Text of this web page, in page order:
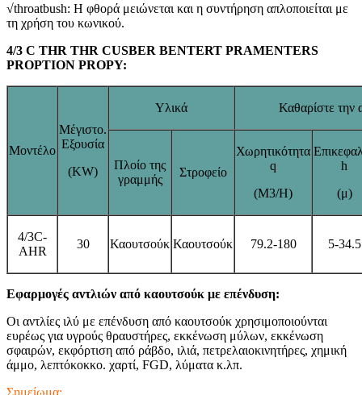
√throatbush: Η φθορά μειώνεται και η συντήρηση απλοποιείται με
τη χρήση του κωνικού.
4/3 C THR THR CUSBER BENTERT PRAMENTERS
PROPTION PROPY:
Μοντέλο
Μέγιστο.
Εξουσία
(KW)
Υλικά Καθαρίστε την
Πλοίο της
γραμμής
Στροφείο
Χωρητικότητα
q
(M3/H)
h
(μ)
4/3C-
AHR
30 Καουτσούκ Καουτσούκ 79.2-180 5-34.5
Εφαρμογές αντλιών από καουτσούκ με επένδυση:
Οι αντλίες ιλύ με επένδυση από καουτσούκ χρησιμοποιούνται
ευρέως για υγρούς θραυστήρες, εκκένωση μύλων, εκκένωση
σφαιρών, εκφόρτιση από ράβδο, ιλιά, πετρελαιοκινητήρες, χημική
άμμο, λεπτόκοκκο. χαρτί, FGD, λύματα κ.λπ.
Σημείωμα: